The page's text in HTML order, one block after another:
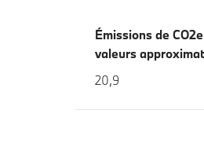
Émissions de
valeurs
20,9